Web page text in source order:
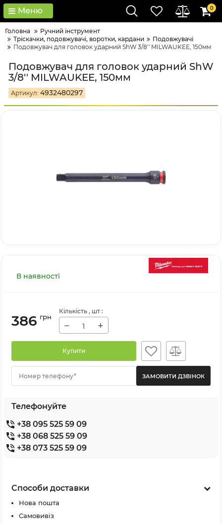
Меню 0
Головна
Ручний інструмент
Тріскачки, подовжувачі, воротки, кардани
Подовжувачі
Подовжувач для головок ударний ShW 3/8'' MILWAUKEE, 150мм
Подовжувач для головок ударний ShW
3/8'' MILWAUKEE, 150мм
Артикул: 4932480297
В наявності
386 грн
Кількість , шт :
− +
Купити
Номер телефону*
Телефонуйте
+38 095 525 59 09
+38 068 525 59 09
+38 073 525 59 09
Способи доставки
Нова пошта
Самовивіз